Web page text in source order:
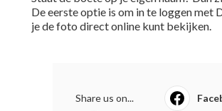
De eerste optie is om in te loggen met
je de foto direct online kunt bekijken.
Share us on...